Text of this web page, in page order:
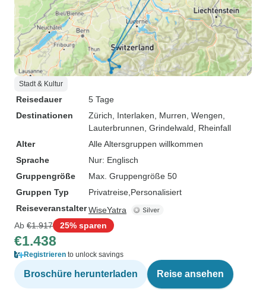
Stadt & Kultur
Reisedauer
5 Tage
Destinationen
Zürich , Interlaken , Murren , Wengen
Lauterbrunnen , Grindelwald , Rheinfall
Alter
Alle Altersgruppen willkommen
Sprache
Nur: Englisch
Gruppengröße
Max. Gruppengröße 50
Gruppen Typ
Privatreise Personalisiert
ReiseveranstalterWiseYatra
Ab €1.917 25% sparen
€1.438
Registrieren to unlock savings
Broschüre herunterladen Reise ansehen